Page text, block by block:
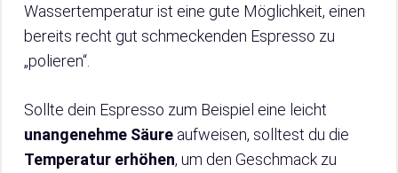
Wassertemperatur ist eine gute Möglichkeit, einen
bereits recht gut schmeckenden Espresso zu
„polieren“.
Sollte dein Espresso zum Beispiel eine leicht
unangenehme Säure aufweisen, solltest du die
Temperatur erhöhen, um den Geschmack zu